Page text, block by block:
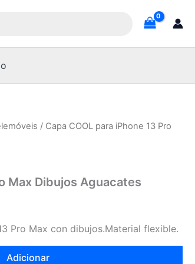
/ Capa COOL para iPhone 13 Pro
Max Dibujos Aguacates
Pro Max con dibujos.Material flexible.
Adicionar